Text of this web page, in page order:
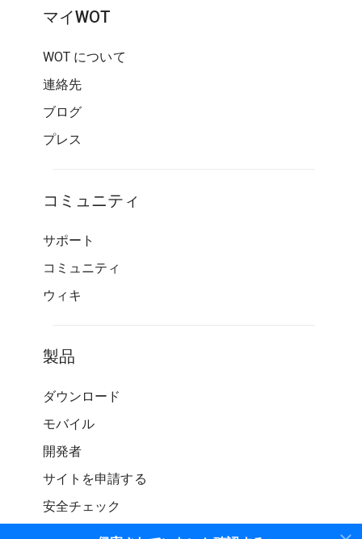
マイWOT
WOT について
連絡先
ブログ
プレス
コミュニティ
サポート
コミュニティ
ウィキ
製品
ダウンロード
モバイル
開発者
サイトを申請する
安全チェック